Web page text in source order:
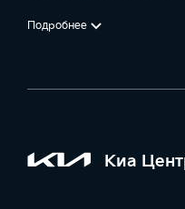
Подробнее
Киа